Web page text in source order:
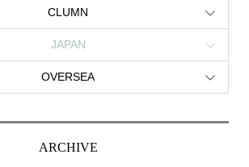
CLUMN
JAPAN
OVERSEA
ARCHIVE